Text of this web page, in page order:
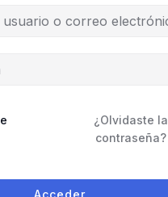
¿Olvidaste la
contraseña?
Acceder